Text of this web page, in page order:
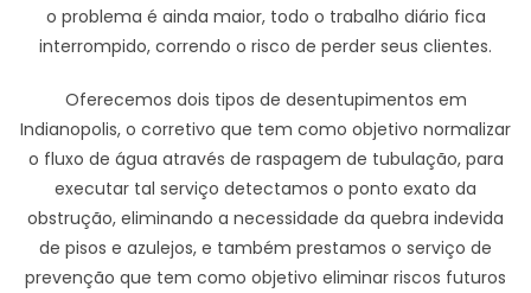
o problema é ainda maior, todo o trabalho diário fica
interrompido, correndo o risco de perder seus clientes.
Oferecemos dois tipos de desentupimentos em
Indianopolis, o corretivo que tem como objetivo normalizar
o fluxo de água através de raspagem de tubulação, para
executar tal serviço detectamos o ponto exato da
obstrução, eliminando a necessidade da quebra indevida
de pisos e azulejos, e também prestamos o serviço de
prevenção que tem como objetivo eliminar riscos futuros